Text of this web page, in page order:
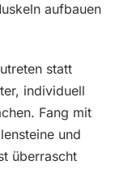
aufbauen
statt
individuell
Fang mit
und
überrascht